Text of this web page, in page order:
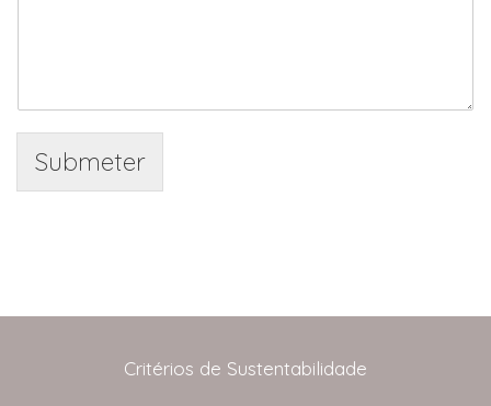
Submeter
Critérios de Sustentabilidade